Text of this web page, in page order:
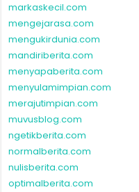
markaskecil.com
mengejarasa.com
mengukirdunia.com
mandiriberita.com
menyapaberita.com
menyulamimpian.com
merajutimpian.com
muvusblog.com
ngetikberita.com
normalberita.com
nulisberita.com
optimalberita.com